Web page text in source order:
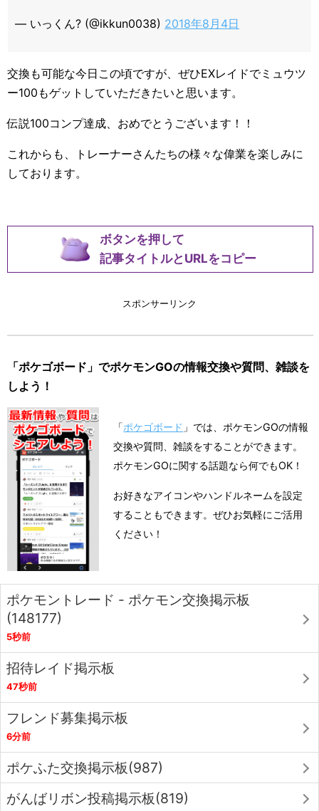
— いっくん? (@ikkun0038) 2018年8月4日
交換も可能な今日この頃ですが、ぜひEXレイドでミュウツ
ー100もゲットしていただきたいと思います。
伝説100コンプ達成、おめでとうございます！！
これからも、トレーナーさんたちの様々な偉業を楽しみに
しております。
ボタンを押して
記事タイトルとURLをコピー
スポンサーリンク
「ポケゴボード」でポケモンGOの情報交換や質問、雑談を
しよう！
「ポケゴボード 」では、ポケモンGOの情報
交換や質問、雑談をすることができます。
ポケモンGOに関する話題なら何でもOK！
お好きなアイコンやハンドルネームを設定
することもできます。ぜひお気軽にご活用
ください！
ポケモントレード - ポケモン交換掲示板
(148177)
5秒前
招待レイド掲示板
47秒前
フレンド募集掲示板
6分前
ポケふた交換掲示板(987)
がんばリボン投稿掲示板(819)